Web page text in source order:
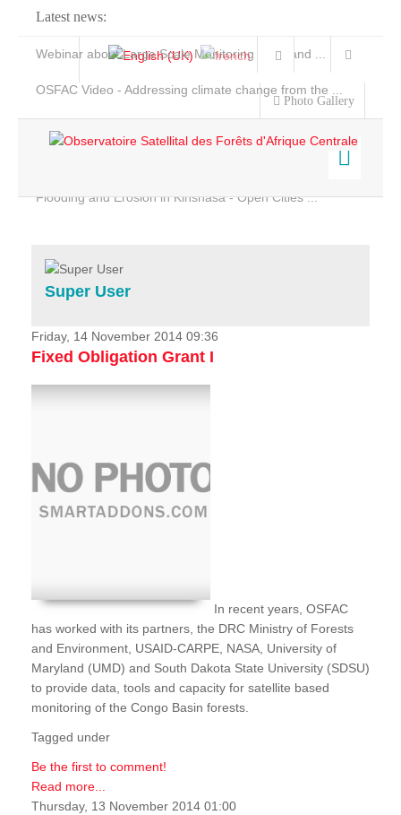
Latest news:
Webinar about Large Scale Monitoring and Land ...
OSFAC Video - Addressing climate change from the ...
Flooding and Erosion in Kinshasa - Open Cities ...
Photo Gallery
Home
Services
Projects
News & Stories
Super User
Friday, 14 November 2014 09:36
Fixed Obligation Grant I
In recent years, OSFAC
has worked with its partners, the DRC Ministry of Forests
and Environment, USAID-CARPE, NASA, University of
Maryland (UMD) and South Dakota State University (SDSU)
to provide data, tools and capacity for satellite based
monitoring of the Congo Basin forests.
Tagged under
Be the first to comment!
Read more...
Thursday, 13 November 2014 01:00